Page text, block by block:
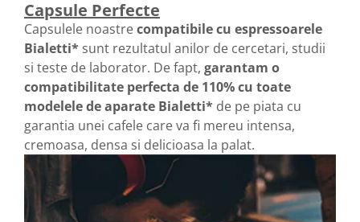
Capsule Perfecte
Capsulele noastrecompatibile cu espressoarele
Bialetti* sunt rezultatul anilor de cercetari, studii
si teste de laborator. De fapt, garantam o
compatibilitate perfecta de 110%cu toate
modelele de aparate Bialetti* de pe piata cu
garantia unei cafele care va fi mereu intensa,
cremoasa, densa si delicioasa la palat.